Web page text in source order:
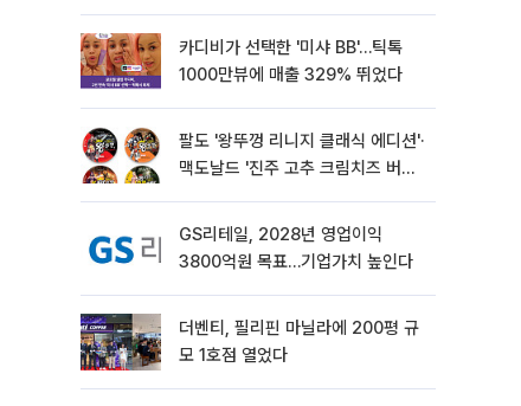
카디비가 선택한 '미샤 BB'…틱톡
1000만뷰에 매출 329% 뛰었다
팔도 '왕뚜껑 리니지 클래식 에디션'·
맥도날드 '진주 고추 크림치즈 버거'
GS리테일, 2028년 영업이익
3800억원 목표…기업가치 높인다
더벤티, 필리핀 마닐라에 200평 규
모 1호점 열었다